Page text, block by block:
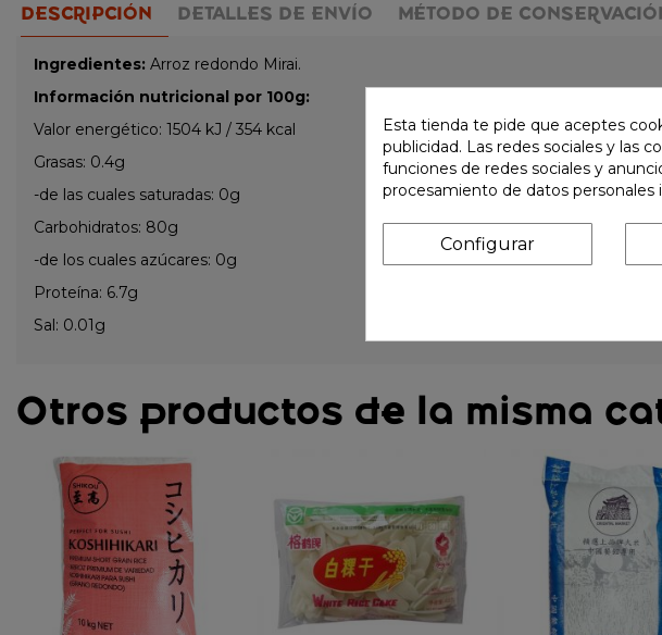
DESCRIPCIÓN DETALLES DE ENVÍO MÉTODO DE
Ingredientes: Arroz redondo Mirai.
Información nutricional por 100g:
Valor energético: 1504 kJ / 354 kcal
Grasas: 0.4g
-de las cuales saturadas: 0g
Carbohidratos: 80g
-de los cuales azúcares: 0g
Proteína: 6.7g
Sal: 0.01g
Otros productos de la misma
Esta tienda te pide que aceptes
publicidad. Las redes sociales y las
funciones de redes sociales y
procesamiento de datos personales
Configurar